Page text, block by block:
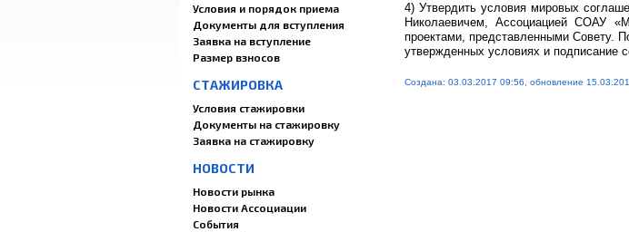
Условия и порядок приема
Документы для вступления
Заявка на вступление
Размер взносов
СТАЖИРОВКА
Условия стажировки
Документы на стажировку
Заявка на стажировку
НОВОСТИ
Новости рынка
Новости Ассоциации
События
4) Утвердить условия мировых
Николаевичем, Ассоциацией СОАУ
проектами, представленными Совету.
утвержденных условиях и подписание
Создана: 03.03.2017 09:56, обновление